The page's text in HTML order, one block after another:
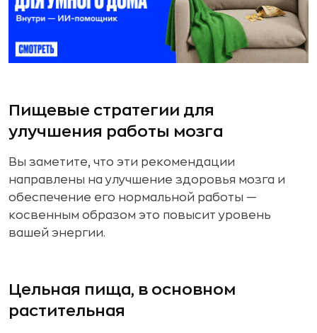
Пищевые стратегии для
улучшения работы мозга
Вы заметите, что эти рекомендации
направлены на улучшение здоровья мозга и
обеспечение его нормальной работы —
косвенным образом это повысит уровень
вашей энергии.
Цельная пища, в основном
растительная